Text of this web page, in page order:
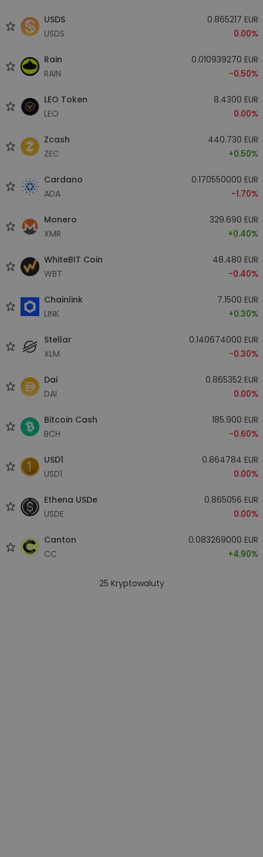
USDS
USDS
0.865217 EUR
0.00%
Rain
RAIN
0.010939270 EUR
-0.50%
LEO Token
LEO
8.4300 EUR
0.00%
Zcash
ZEC
440.730 EUR
+0.50%
Cardano
ADA
0.170550000 EUR
-1.70%
Monero
XMR
329.690 EUR
+0.40%
WhiteBIT Coin
WBT
48.480 EUR
-0.40%
Chainlink
LINK
7.1500 EUR
+0.30%
Stellar
XLM
0.140674000 EUR
-0.30%
Dai
DAI
0.865352 EUR
0.00%
Bitcoin Cash
BCH
185.900 EUR
-0.60%
USD1
USD1
0.864784 EUR
0.00%
Ethena USDe
USDE
0.865056 EUR
0.00%
Canton
CC
0.083269000 EUR
+4.90%
25 Kryptowaluty